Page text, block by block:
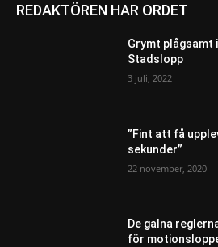
REDAKTÖREN HAR ORDET
Grymt
Stadslopp
3 juli, 2022
”Fint att få
sekunder”
22 november, 2020
De galna
för